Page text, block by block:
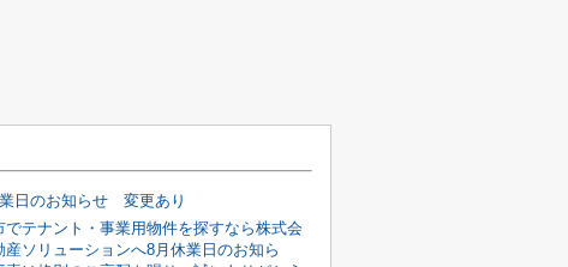
日のお知らせ 変更あり
でテナント・事業用物件を探すなら株式会
産ソリューションへ8月休業日のお知ら